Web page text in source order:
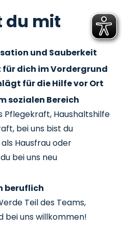
du mit
und Sauberkeit
für dich im Vordergrund
für die Hilfe vor Ort
sozialen Bereich
Pflegekraft, Haushaltshilfe
bei uns bist du
Hausfrau oder
bei uns neu
beruflich
Teil des Teams,
bei uns willkommen!